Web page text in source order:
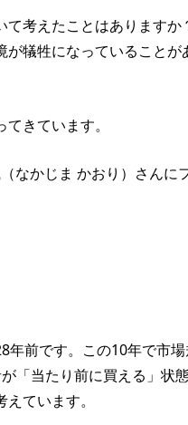
考えたことはありますか
犠牲になっていることが
きています。
なかじま かおり）さんに
年前です。この10年で市
「当たり前に買える」状
ています。